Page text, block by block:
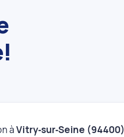
àVitry‑sur‑Seine (94400)